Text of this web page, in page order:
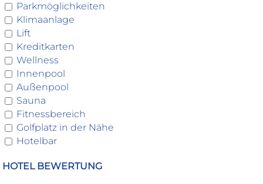
Parkmöglichkeiten
Klimaanlage
Lift
Kreditkarten
Wellness
Innenpool
Außenpool
Sauna
Fitnessbereich
Golfplatz in der Nähe
Hotelbar
HOTEL BEWERTUNG